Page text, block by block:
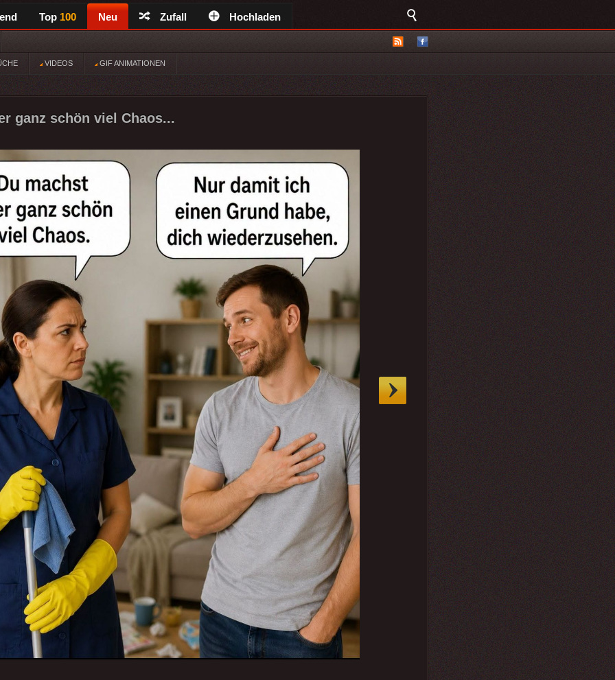
Top 100 Neu Zufall Hochladen
VIDEOS GIF ANIMATIONEN
ganz schön viel Chaos...